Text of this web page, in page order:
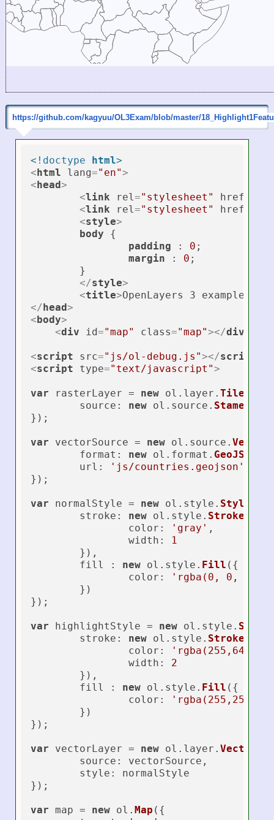
https://github.com/kagyuu/OL3Exam/blob/master/
<!doctype html>
< html lang="en">
< head>
<link rel="stylesheet" href
<link rel="stylesheet" href
<style>
body {
padding : 0 ;
margin : 0 ;
</style>
<title>OpenLayers 3 example 19
</ head>
< body>
<div id="map" class="map"></div
<script src="js/ol-debug.js"></script
<script type="text/javascript">
var rasterLayer = new ol. layer . Tile
source : new ol. source . Stamen
});
var vectorSource = new ol. source . Vector
format : new ol. format . GeoJSON
url :
'js/countries.geojson'
});
var normalStyle = new ol. style . Style
stroke : new ol. style . Stroke
color : 'gray' ,
width :
1
	fill :
new ol. style . Fill ({
color :
'rgba(0, 0, 0,
});
var highlightStyle = new ol. style . Style
stroke : new ol. style . Stroke
color :
width : 2
	fill :
new ol. style . Fill ({
color :
});
var vectorLayer = new ol. layer . Vector
source : vectorSource,
style : normalStyle
});
var map = new ol. Map ({